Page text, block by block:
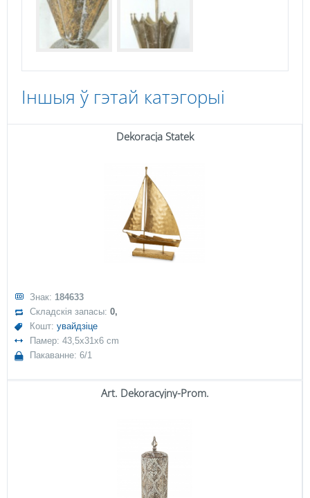
Іншыя ў гэтай катэгорыі
Dekoracja Statek
Знак: 184633
Складскія запасы:0,
Кошт:увайдзіце
Памер: 43,5x31x6 cm
Пакаванне: 6/1
Art. Dekoracyjny-Prom.